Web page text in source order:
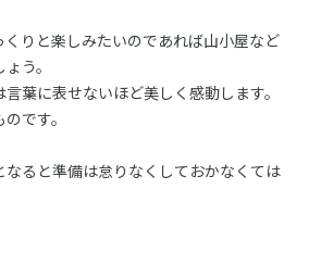
りと楽しみたいのであれば山小屋など
う。
葉に表せないほど美しく感動します。
です。
なると準備は怠りなくしておかなくては